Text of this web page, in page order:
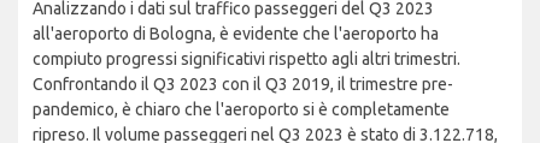
Analizzando i dati sul traffico passeggeri del Q3 2023
all'aeroporto di Bologna, è evidente che l'aeroporto ha
compiuto progressi significativi rispetto agli altri trimestri.
Confrontando il Q3 2023 con il Q3 2019, il trimestre pre-
pandemico, è chiaro che l'aeroporto si è completamente
ripreso. Il volume passeggeri nel Q3 2023 è stato di 3.122.718,